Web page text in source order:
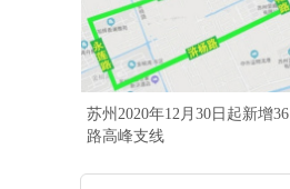
苏州2020年12月30日起新增36
路高峰支线